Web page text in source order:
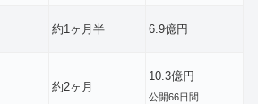
約1ヶ月半 6.9億円
約2ヶ月
10.3億円
公開66日間